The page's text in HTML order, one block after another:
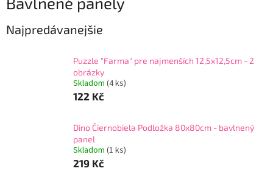
Najpredávanejšie
Puzzle "Farma" pre najmenších 12,5x12,5cm - 2
obrázky
Skladom (4 ks)
122 Kč
Dino Čiernobiela Podložka 80x80cm - bavlnený
panel
Skladom (1 ks)
219 Kč